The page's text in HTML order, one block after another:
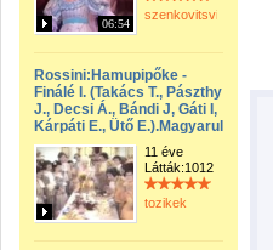
06:54
szenkovitsviktor
Rossini:Hamupipőke -
Finálé I. (Takács T., Pászthy
J., Decsi Á., Bándi J, Gáti I,
Kárpáti E., Ütő E.).Magyarul
11 éve
Látták:1012
tozikek